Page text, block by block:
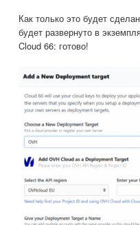
Как только это будет
будет развернуто в
Cloud 66: готово!